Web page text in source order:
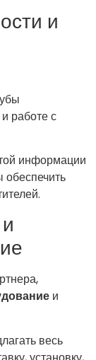
и
работе с
информации
и
весь